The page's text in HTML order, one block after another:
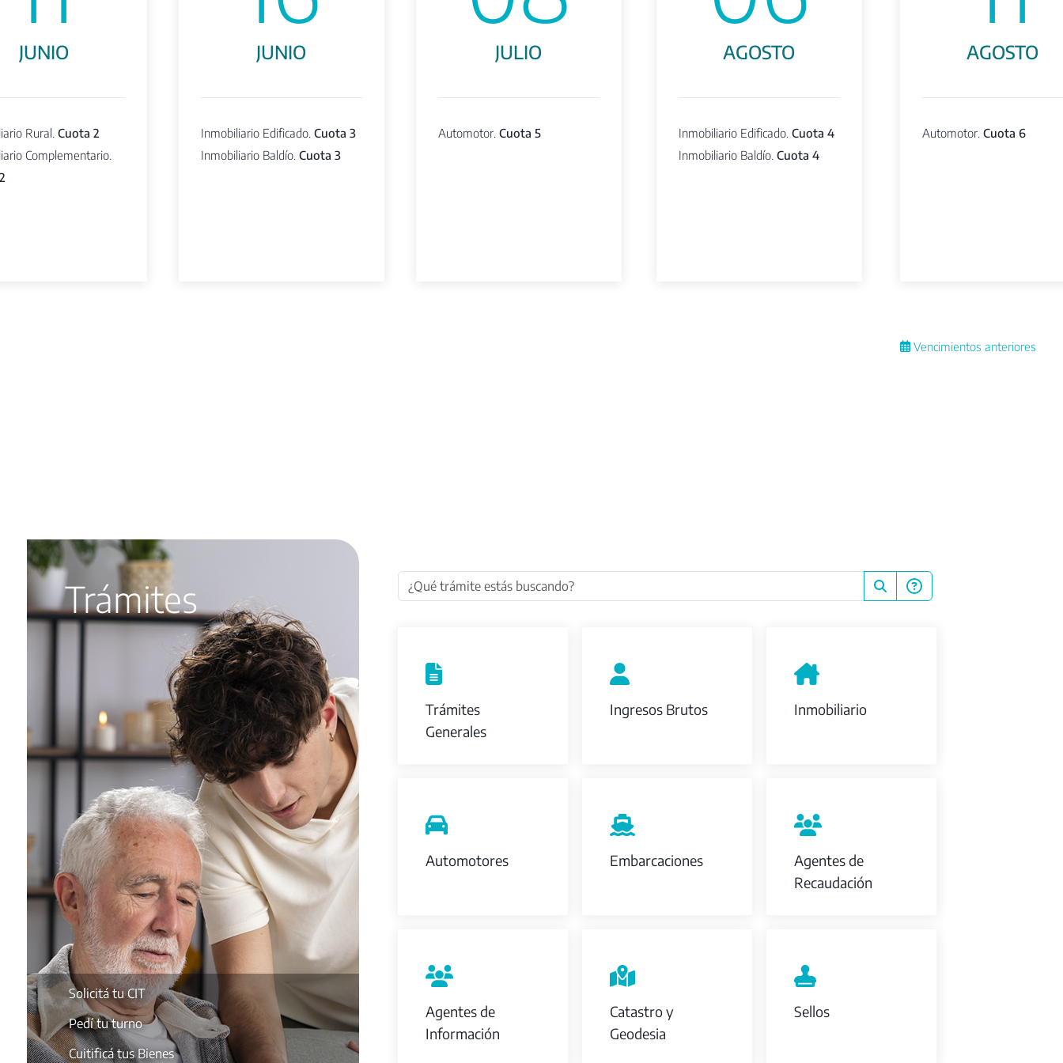
JUNIO
Rural. Cuota 2
Complementario.
JUNIO
Inmobiliario Edificado. Cuota 3
Inmobiliario Baldío. Cuota 3
JULIO
Automotor. Cuota 5
AGOSTO
Inmobiliario Edificado. Cuota 4
Inmobiliario Baldío. Cuota 4
AGOSTO
Automotor. Cuota 6
Vencimientos anteriores
Trámites
Solicitá tu CIT
Pedí tu turno
Cuitificá tus Bienes
Trámites
Generales
Ingresos Brutos Inmobiliario
Automotores Embarcaciones
Agentes de
Recaudación
Agentes de
Información
Catastro y
Geodesia
Sellos